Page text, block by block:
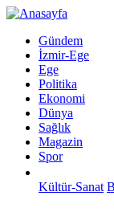
Gündem
İzmir-Ege
Ege
Politika
Ekonomi
Dünya
Sağlık
Magazin
Spor
Kültür-Sanat